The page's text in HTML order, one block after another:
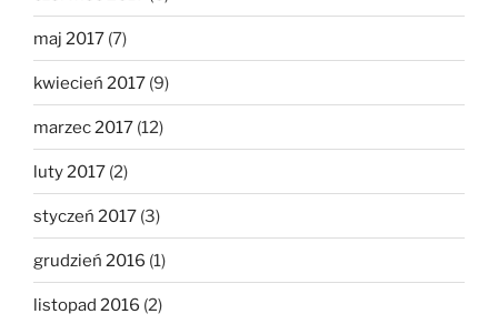
maj 2017 (7)
kwiecień 2017 (9)
marzec 2017 (12)
luty 2017 (2)
styczeń 2017 (3)
grudzień 2016 (1)
listopad 2016 (2)